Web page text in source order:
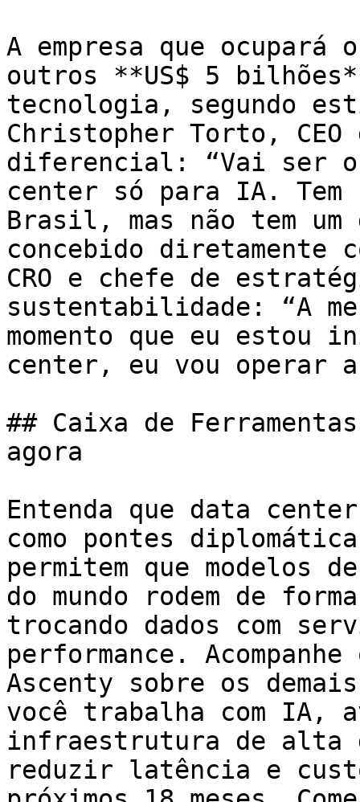
A empresa que
outros **US$ 5
tecnologia, segundo
Christopher Torto,
diferencial: “Vai ser o
center só para IA.
Brasil, mas não tem
concebido diretamente
CRO e chefe de
sustentabilidade: “A
momento que eu estou
center, eu vou operar
## Caixa de
agora
Entenda que data
como pontes
permitem que modelos
do mundo rodem de
trocando dados com
performance.
Ascenty sobre os
você trabalha com IA,
infraestrutura de alta
reduzir latência e